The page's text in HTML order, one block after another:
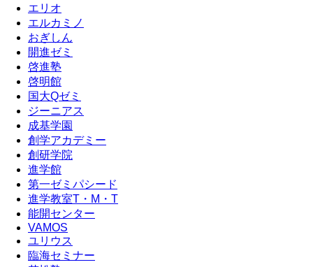
エリオ
エルカミノ
おぎしん
開進ゼミ
啓進塾
啓明館
国大Qゼミ
ジーニアス
成基学園
創学アカデミー
創研学院
進学館
第一ゼミパシード
進学教室T・М・T
能開センター
VAMOS
ユリウス
臨海セミナー